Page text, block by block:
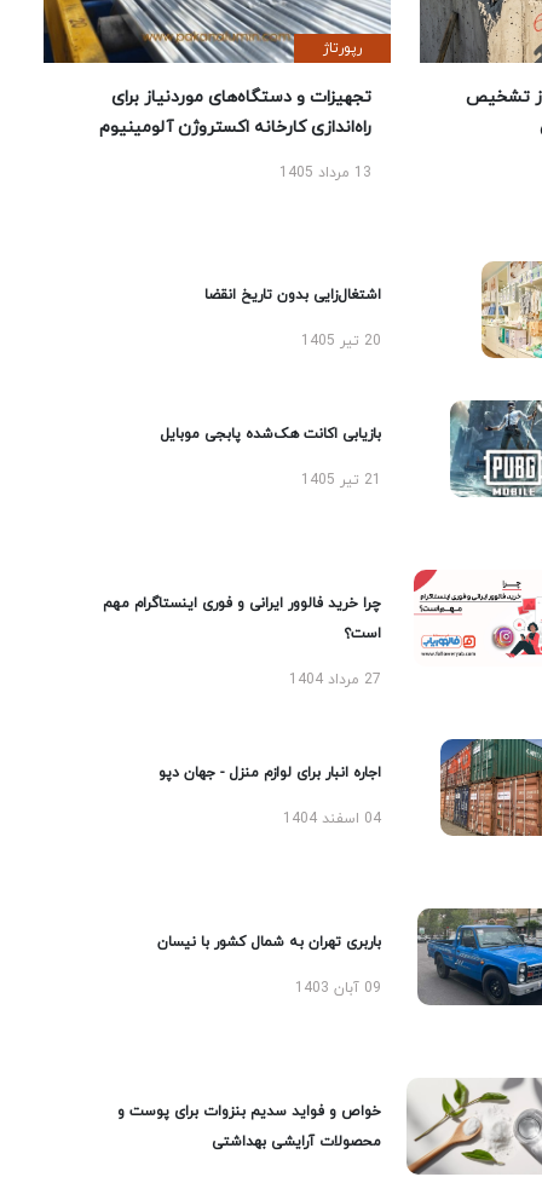
تشخیص
رپورتاژ
تجهیزات و دستگاه‌های موردنیاز برای
راه‌اندازی کارخانه اکستروژن آلومینیوم
13 مرداد 1405
اشتغال‌زایی بدون تاریخ انقضا
20 تیر 1405
بازیابی اکانت هک‌شده پابجی موبایل
چرا خرید فالوور ایرانی و فوری اینستاگرام مهم
است؟
27 مرداد 1404
اجاره انبار برای لوازم منزل - جهان دپو
04 اسفند 1404
باربری تهران به شمال کشور با نیسان
09 آبان 1403
خواص و فواید سدیم بنزوات برای پوست و
محصولات آرایشی بهداشتی